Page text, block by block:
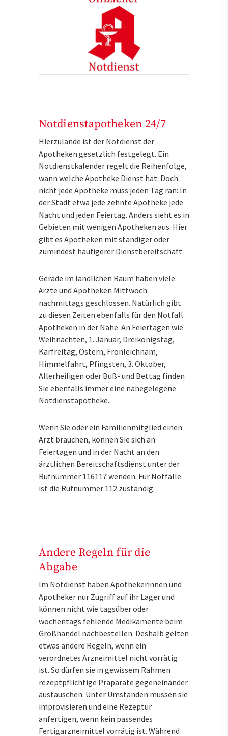
Notdienstapotheken 24/7
Hierzulande ist der Notdienst der
Apotheken gesetzlich festgelegt. Ein
Notdienstkalender regelt die Reihenfolge,
wann welche Apotheke Dienst hat. Doch
nicht jede Apotheke muss jeden Tag ran: In
der Stadt etwa jede zehnte Apotheke jede
Nacht und jeden Feiertag. Anders sieht es in
Gebieten mit wenigen Apotheken aus. Hier
gibt es Apotheken mit ständiger oder
zumindest häufigerer Dienstbereitschaft.
Gerade im ländlichen Raum haben viele
Ärzte und Apotheken Mittwoch
nachmittags geschlossen. Natürlich gibt
zu diesen Zeiten ebenfalls für den Notfall
Apotheken in der Nähe. An Feiertagen wie
Weihnachten, 1. Januar, Dreikönigstag,
Karfreitag, Ostern, Fronleichnam,
Himmelfahrt, Pfingsten, 3. Oktober,
Allerheiligen oder Buß- und Bettag finden
Sie ebenfalls immer eine nahegelegene
Notdienstapotheke.
Wenn Sie oder ein Familienmitglied einen
Arzt brauchen, können Sie sich an
Feiertagen und in der Nacht an den
ärztlichen Bereitschaftsdienst unter der
Rufnummer 116117 wenden. Für Notfälle
ist die Rufnummer 112 zuständig.
Andere Regeln für die
Abgabe
Im Notdienst haben Apothekerinnen und
Apotheker nur Zugriff auf ihr Lager und
können nicht wie tagsüber oder
wochentags fehlende Medikamente beim
Großhandel nachbestellen. Deshalb gelten
etwas andere Regeln, wenn ein
verordnetes Arzneimittel nicht vorrätig
ist. So dürfen sie in gewissem Rahmen
rezeptpflichtige Präparate gegeneinander
austauschen. Unter Umständen müssen sie
improvisieren und eine Rezeptur
anfertigen, wenn kein passendes
Fertigarzneimittel vorrätig ist. Während